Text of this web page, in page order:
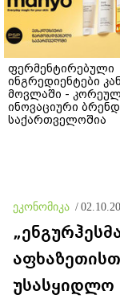
ფერმენტირებული
ინგრედიენტები
მოვლაში -
ინოვაციური
საქართველოშია
ეკონომიკა /
უსასყიდლო